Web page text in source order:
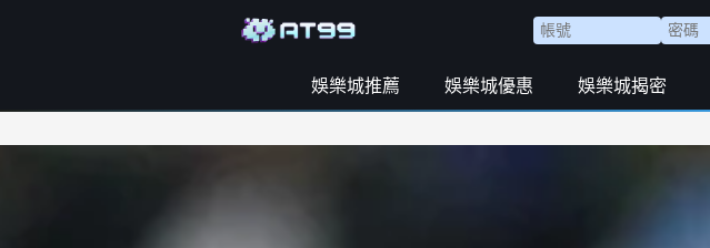
娛樂城推薦 娛樂城優惠 娛樂城揭密